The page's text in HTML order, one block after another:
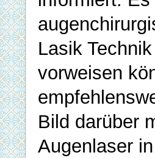
Lasik
vorweisen
Bild darüber
Augenlaser